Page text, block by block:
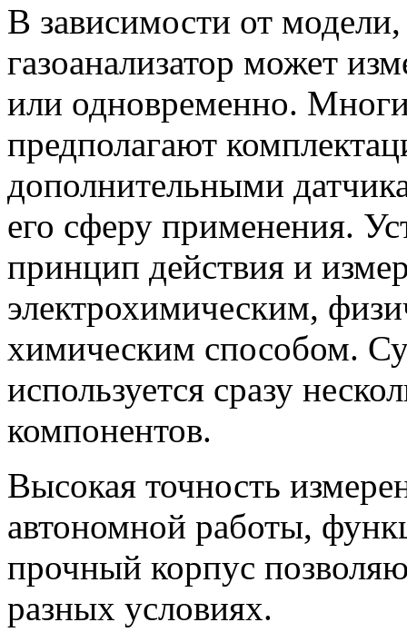
В зависимости от
газоанализатор может
или одновременно.
предполагают
дополнительными
его сферу применения.
принцип действия и
электрохимическим,
химическим способом.
используется сразу
компонентов.
Высокая точность
автономной работы,
прочный корпус
разных условиях.